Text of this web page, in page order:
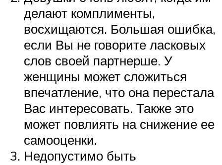
делают комплименты,
восхищаются. Большая ошибка,
если Вы не говорите ласковых
слов своей партнерше. У
женщины может сложиться
впечатление, что она перестала
Вас интересовать. Также это
может повлиять на снижение ее
самооценки.
Недопустимо быть